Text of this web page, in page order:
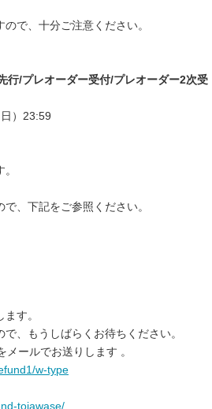
で、十分ご注意ください。
行/プレオーダー受付/プレオーダー2次受
）23:59
、下記をご参照ください。
す。
、もうしばらくお待ちください。
ールでお送りします 。
w-type
toiawase/